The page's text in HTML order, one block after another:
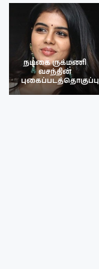
நடிகை ருக்மணி
வசந்தின்
புகைப்படத்தொகுப்பு